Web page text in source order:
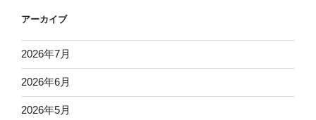
アーカイブ
2026年7月
2026年6月
2026年5月